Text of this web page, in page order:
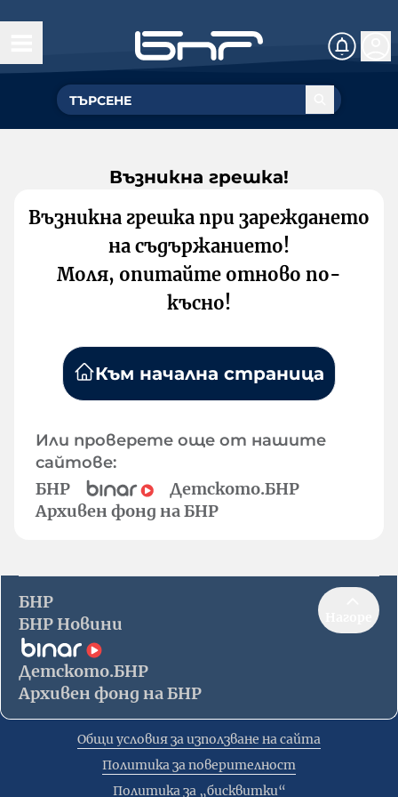
Възникна грешка!
Възникна грешка при зареждането
на съдържанието!
Моля, опитайте отново по-
късно!
Към начална страница
Или проверете още от нашите
сайтове:
БНР
Детското.БНР
Архивен фонд на БНР
БНР
БНР Новини
Детското.БНР
Архивен фонд на БНР
Общи условия за използване на сайта
Политика за поверителност
Политика за „бисквитки“